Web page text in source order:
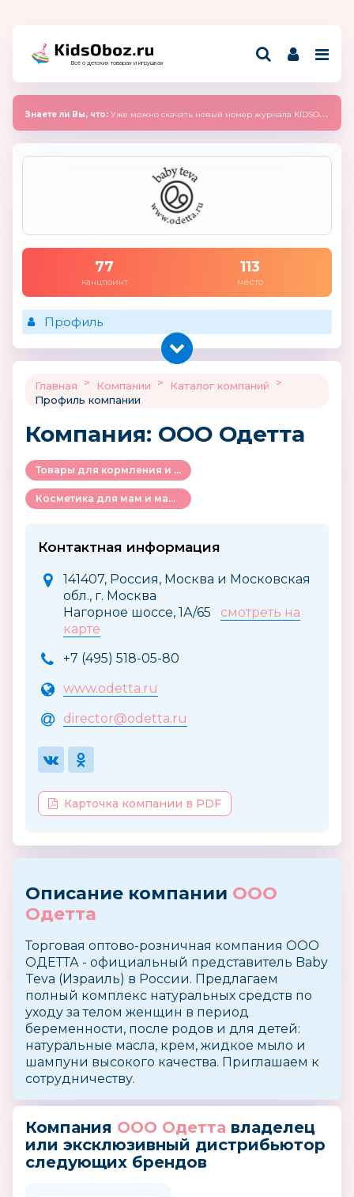
Всё о детских товарах и игрушках
Знаете ли Вы, что: Уже можно скачать новый номер журнала KIDSOBOZ 2025 (сентябрь)
77
канцпоинт
113
место
Профиль
Главная > Компании > Каталог компаний
>
Профиль компании
Компания: ООО Одетта
Товары для кормления и ухода за ребенком
Косметика для мам и малышей
Контактная информация
141407, Россия, Москва и Московская
обл., г. Москва
Нагорное шоссе, 1А/65 смотреть на
карте
+7 (495) 518-05-80
www.odetta.ru
director@odetta.ru
Карточка компании в PDF
Описание компании ООО
Одетта
Торговая оптово-розничная компания ООО
ОДЕТТА - официальный представитель Baby
Teva (Израиль) в России. Предлагаем
полный комплекс натуральных средств по
уходу за телом женщин в период
беременности, после родов и для детей:
натуральные масла, крем, жидкое мыло и
шампуни высокого качества. Приглашаем к
сотрудничеству.
Компания ООО Одетта владелец
или эксклюзивный дистрибьютор
следующих брендов